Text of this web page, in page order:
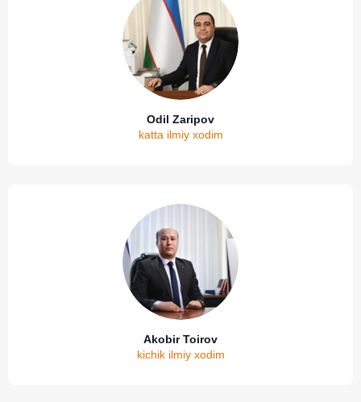
Odil Zaripov
katta ilmiy xodim
Akobir Toirov
kichik ilmiy xodim